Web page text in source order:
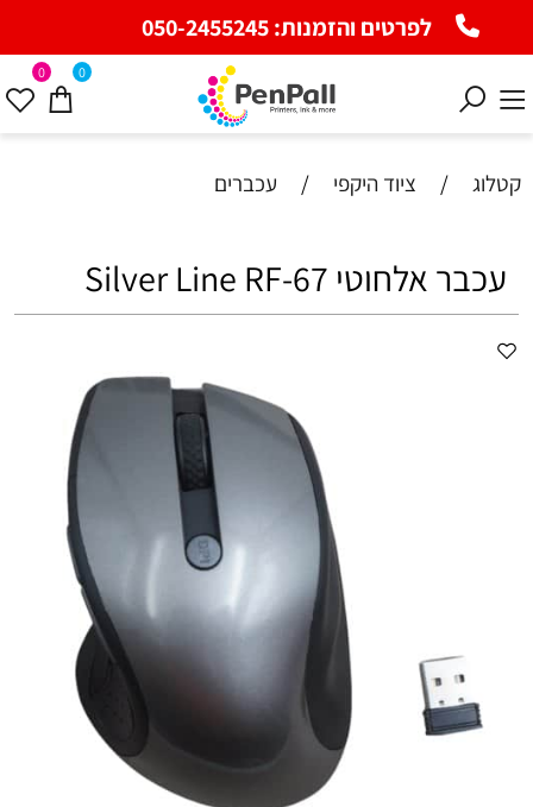
לפרטים והזמנות:050-2455245
0 0
קטלוג / ציוד היקפי / עכברים
‏עכבר ‏אלחוטי Silver Line RF-67